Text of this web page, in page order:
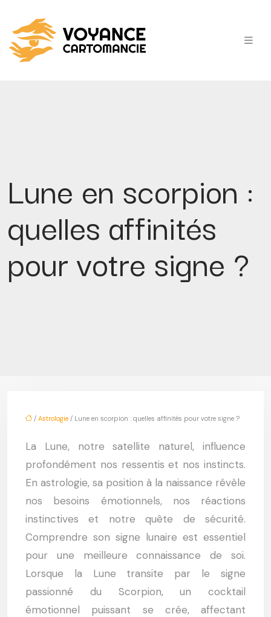
Lune en scorpion :
quelles affinités
pour votre signe ?
/ Astrologie / Lune en scorpion : quelles affinités pour votre signe ?
La Lune, notre satellite naturel, influence
profondément nos ressentis et nos instincts.
En astrologie, sa position à la naissance révèle
nos besoins émotionnels, nos réactions
instinctives et notre quête de sécurité.
Comprendre son signe lunaire est essentiel
pour une meilleure connaissance de soi.
Lorsque la Lune transite par le signe
passionné du Scorpion, un cocktail
émotionnel puissant se crée, affectant